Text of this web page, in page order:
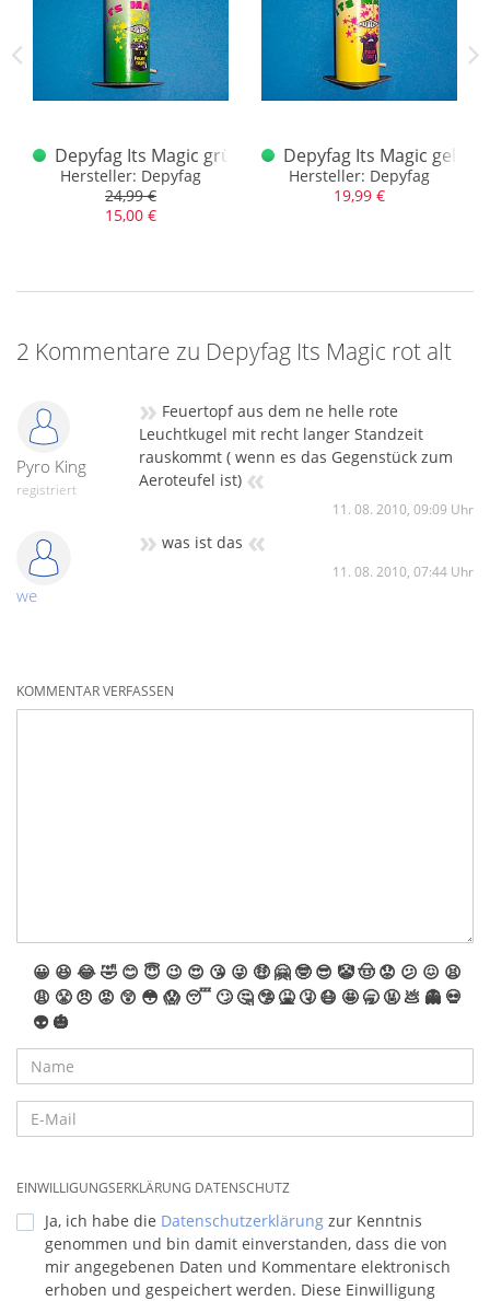
Vulkansortiment
Artikel 2022
Depyfag Its Magic grün (alt)
Hersteller: Depyfag
24,99 €
15,00 €
Depyfag Its Magic gelb
Hersteller: Depyfag
19,99 €
2 Kommentare zu Depyfag Its Magic rot alt
Pyro King
registriert
» Feuertopf aus dem ne helle rote
Leuchtkugel mit recht langer Standzeit
rauskommt ( wenn es das Gegenstück zum
Aeroteufel ist) «
11. 08. 2010, 09:09 Uhr
we
» was ist das «
11. 08. 2010, 07:44 Uhr
KOMMENTAR VERFASSEN
😀 😆 😂🤣 😊 😇 😉 😍 😘 😜 🤑 🤗 🤓 😎 🤡🤠 😟 😕 😖 😫
😩 😤 😠 😡 😲 😳 😱 😴 🙄 🤔 🤥 🤮 🤧 😷 🤩 🥱 🤬 💩 👻 💀
👽 🎃
EINWILLIGUNGSERKLÄRUNG DATENSCHUTZ
Ja, ich habe die Datenschutzerklärung zur Kenntnis
genommen und bin damit einverstanden, dass die von
mir angegebenen Daten und Kommentare elektronisch
erhoben und gespeichert werden. Diese Einwilligung